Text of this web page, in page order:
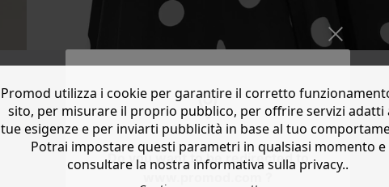
Do you want to be redirected to
Promod utilizza i cookie per garantire il corretto
sito, per misurare il proprio pubblico, per offrire servizi adatti
tue esigenze e per inviarti pubblicità in base al tuo
Potrai impostare questi parametri in qualsiasi momento e
consultare la nostra informativa sulla privacy..